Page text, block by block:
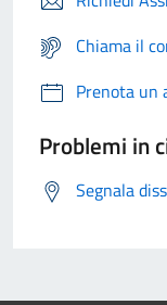
Chiama il
Prenota un
Problemi in
Segnala